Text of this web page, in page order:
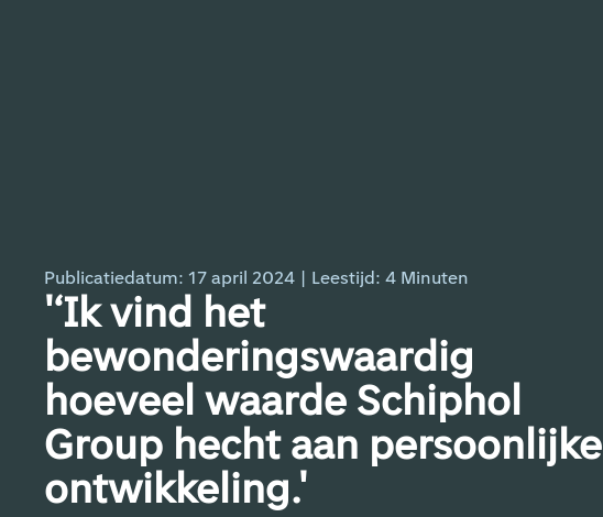
'‘Ik vind het
bewonderingswaardig
hoeveel waarde Schiphol
Group hecht aan persoonlijke
ontwikkeling.'
Publicatiedatum: 17 april 2024 | Leestijd:4 Minuten